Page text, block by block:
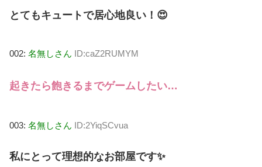
とてもキュートで居心地良い！😍
002: 名無しさん ID:caZ2RUMYM
起きたら飽きるまでゲームしたい…
003: 名無しさん ID:2YiqSCvua
私にとって理想的なお部屋です✨